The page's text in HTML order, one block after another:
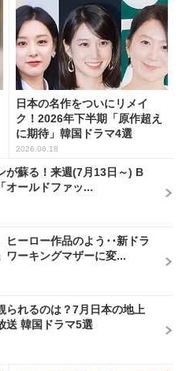
日本の名作をついにリメイ
ク！2026年下半期「原作超え
に期待」韓国ドラマ4選
2026.06.18
が蘇る！来週(7月13日～) B
オールドファッ...
ヒーロー作品のよう･･新ドラ
ワーキングマザーに変...
られるのは？7月日本の地上
送 韓国ドラマ5選